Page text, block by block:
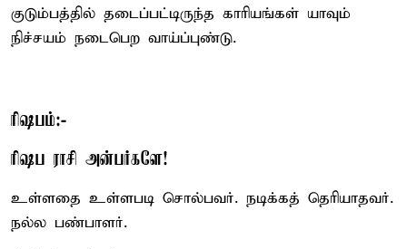
குடும்பத்தில் தடைப்பட்டிருந்த காரியங்கள் யாவும்
நிச்சயம் நடைபெற வாய்ப்புண்டு.
ரிஷபம்:-
ரிஷப ராசி அன்பர்களே!
உள்ளதை உள்ளபடி சொல்பவர். நடிக்கத் தெரியாதவர்.
நல்ல பண்பாளர்.